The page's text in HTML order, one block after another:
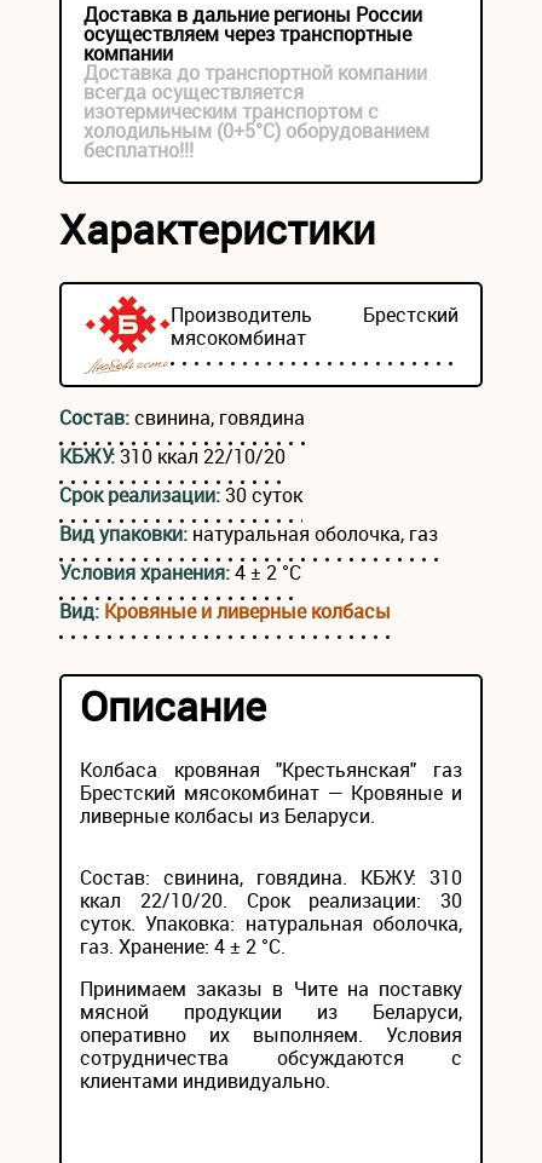
Доставка в дальние регионы России
осуществляем через транспортные
компании
Доставка до транспортной компании
всегда осуществляется
изотермическим транспортом с
холодильным (0+5°С) оборудованием
бесплатно!!!
Характеристики
Производитель Брестский
мясокомбинат
Состав:свинина, говядина
КБЖУ:310 ккал 22/10/20
Срок реализации:30 суток
Вид упаковки: натуральная оболочка, газ
Условия хранения:4 ± 2 °С
Вид: Кровяные и ливерные колбасы
Описание
Колбаса кровяная "Крестьянская" газ
Брестский мясокомбинат — Кровяные и
ливерные колбасы из Беларуси.
Состав: свинина, говядина. КБЖУ: 310
ккал 22/10/20. Срок реализации: 30
суток. Упаковка: натуральная оболочка,
газ. Хранение: 4 ± 2 °С.
Принимаем заказы в Чите на поставку
мясной продукции из Беларуси,
оперативно их выполняем. Условия
сотрудничества обсуждаются с
клиентами индивидуально.